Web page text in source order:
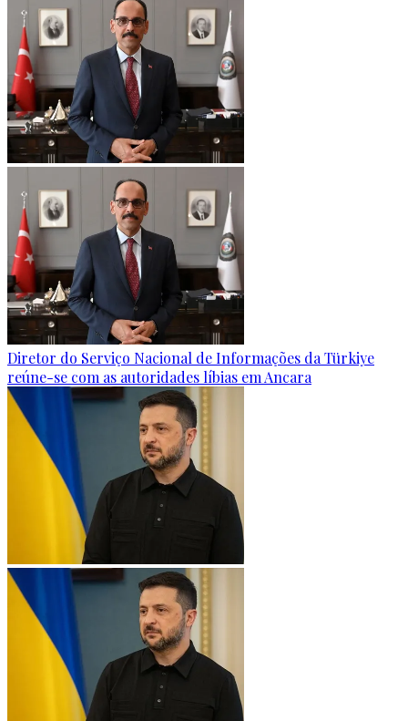
Diretor do Serviço Nacional de Informações da Türkiye
reúne-se com as autoridades líbias em Ancara